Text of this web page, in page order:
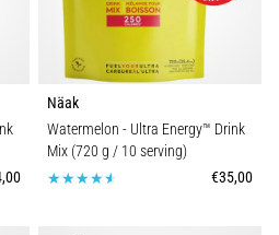
Näak
Watermelon - Ultra Energy™ Drink
Mix (720 g / 10 serving)
€35,00